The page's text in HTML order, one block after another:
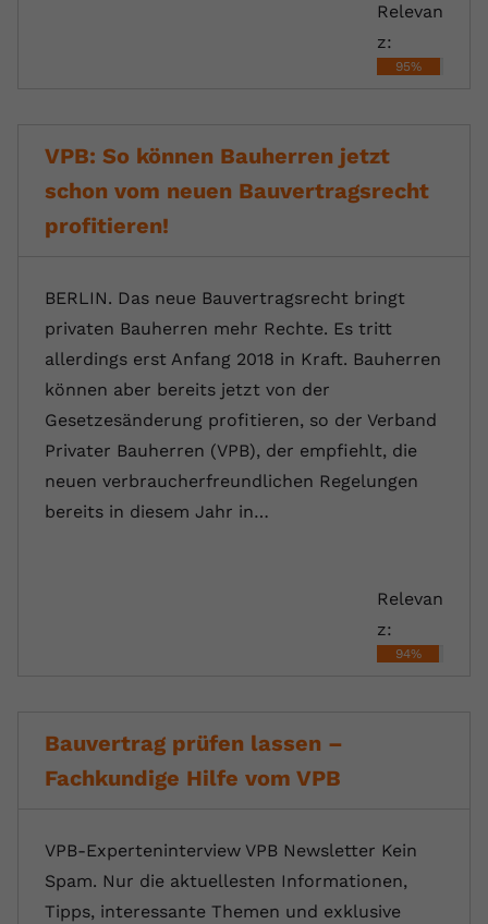
Relevan
z:
95%
VPB: So können Bauherren jetzt
schon vom neuen Bauvertragsrecht
profitieren!
BERLIN. Das neue Bauvertragsrecht bringt
privaten Bauherren mehr Rechte. Es tritt
allerdings erst Anfang 2018 in Kraft. Bauherren
können aber bereits jetzt von der
Gesetzesänderung profitieren, so der Verband
Privater Bauherren (VPB), der empfiehlt, die
neuen verbraucherfreundlichen Regelungen
bereits in diesem Jahr in…
Relevan
z:
94%
Bauvertrag prüfen lassen –
Fachkundige Hilfe vom VPB
VPB-Experteninterview VPB Newsletter Kein
Spam. Nur die aktuellesten Informationen,
Tipps, interessante Themen und exklusive